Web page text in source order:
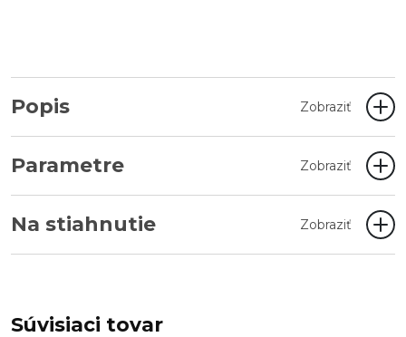
Popis Zobraziť
Parametre Zobraziť
Na stiahnutie Zobraziť
Súvisiaci tovar